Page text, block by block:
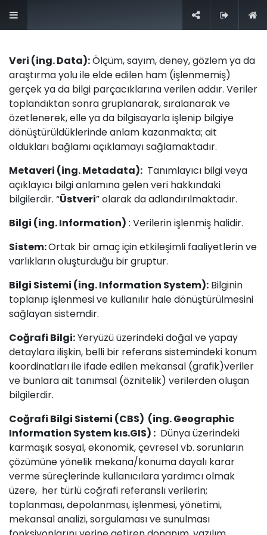
+90 (212) 276 0 444
Veri (ing. Data):Ölçüm, sayım, deney, gözlem ya da
araştırma yolu ile elde edilen ham (işlenmemiş)
gerçek ya da bilgi parçacıklarına verilen addır. Veriler
toplandıktan sonra gruplanarak, sıralanarak ve
özetlenerek, elle ya da bilgisayarla işlenip bilgiye
dönüştürüldüklerinde anlam kazanmakta; ait
oldukları bağlamı açıklamayı sağlamaktadır.
Metaveri (ing. Metadata): Tanımlayıcı bilgi veya
açıklayıcı bilgi anlamına gelen veri hakkındaki
bilgilerdir. “Üstveri” olarak da adlandırılmaktadır.
Bilgi (ing. Information) : Verilerin işlenmiş halidir.
Sistem:Ortak bir amaç için etkileşimli faaliyetlerin ve
varlıkların oluşturduğu bir gruptur.
Bilgi Sistemi (ing. Information System): Bilginin
toplanıp işlenmesi ve kullanılır hale dönüştürülmesini
sağlayan sistemdir.
Coğrafi Bilgi:Yeryüzü üzerindeki doğal ve yapay
detaylara ilişkin, belli bir referans sistemindeki konum
koordinatları ile ifade edilen mekansal (grafik)veriler
ve bunlara ait tanımsal (öznitelik) verilerden oluşan
bilgilerdir.
Coğrafi Bilgi Sistemi (CBS) (ing. Geographic
Information System kıs.GIS) : Dünya üzerindeki
karmaşık sosyal, ekonomik, çevresel vb. sorunların
çözümüne yönelik mekana/konuma dayalı karar
verme süreçlerinde kullanıcılara yardımcı olmak
üzere, her türlü coğrafi referanslı verilerin;
toplanması, depolanması, işlenmesi, yönetimi,
mekansal analizi, sorgulaması ve sunulması
Nasıl yardımcı olabiliriz?
Bize her zaman ulaşın
Bizi Arayın
info@odakent.com.tr
Ana Sayfa • Hakkımızda • Ürünler
Gizlilik Politikası
• Forum
Telif hakkı © Odakent​ Türkçe